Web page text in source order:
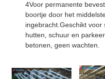
4Voor permanente
boortje door het
ingebracht.Geschikt
hutten, schuur en
betonen, geen wachten.